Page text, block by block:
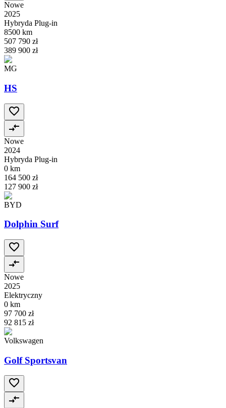
Nowe
2025
Hybryda Plug-in
8500 km
507 790 zł
389 900 zł
MG
HS
Nowe
2024
Hybryda Plug-in
0 km
164 500 zł
127 900 zł
BYD
Dolphin Surf
Nowe
2025
Elektryczny
0 km
97 700 zł
92 815 zł
Volkswagen
Golf Sportsvan